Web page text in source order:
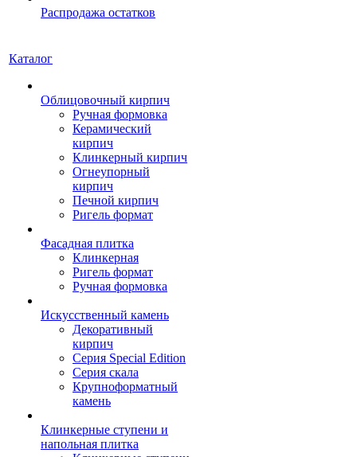
Распродажа остатков
Каталог
Облицовочный кирпич
Ручная формовка
Керамический
кирпич
Клинкерный кирпич
Огнеупорный
кирпич
Печной кирпич
Ригель формат
Фасадная плитка
Клинкерная
Ригель формат
Ручная формовка
Искусственный камень
Декоративный
кирпич
Серия Special Edition
Серия скала
Крупноформатный
камень
Клинкерные ступени и
напольная плитка